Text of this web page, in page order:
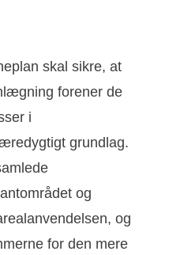
skal sikre, at
forener de
i
grundlag.
og
og
for den mere